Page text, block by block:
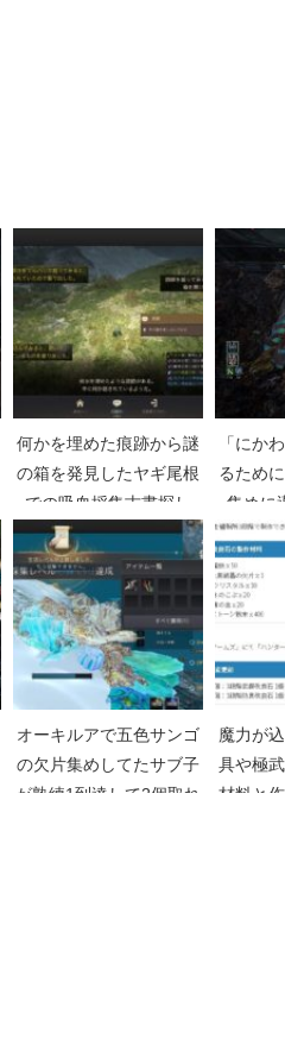
何かを埋めた痕跡から謎
の箱を発見したヤギ尾根
での吸血採集古書探し
【黒い砂漠Part4526】
「にか
るため
集めに
オーキルアで五色サンゴ
の欠片集めしてたサブ子
が熟練1到達して2個取れ
魔力が
具や極
材料と